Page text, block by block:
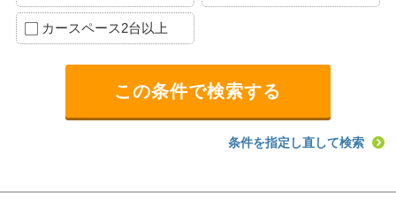
カースペース2台以上
条件を指定し直して検索